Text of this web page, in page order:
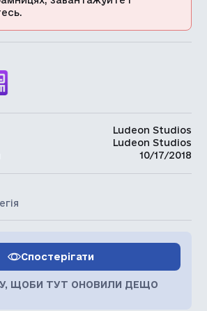
Ludeon Studios
Ludeon Studios
10/17/2018
Спостерігати
ЩОБИ ТУТ ОНОВИЛИ ДЕЩО